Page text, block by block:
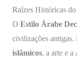
Raízes Históricas
O Estilo Árabe
civilizações antigas.
islâmicos, a arte e